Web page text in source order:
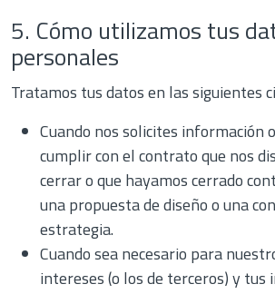
5. Cómo utilizamos tus
personales
Tratamos tus datos en las siguientes
Cuando nos solicites información
cumplir con el contrato que nos
cerrar o que hayamos cerrado
una propuesta de diseño o una
estrategia.
Cuando sea necesario para
intereses (o los de terceros) y tus